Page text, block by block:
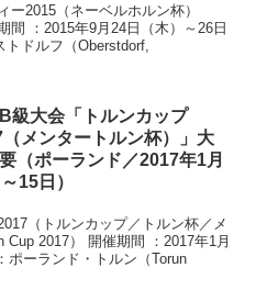
2015（ネーベルホルン杯）
間 ：2015年9月24日（木）～26日
トドルフ（Oberstdorf,
級大会「トルンカップ
メンタートルン杯）」大
（ポーランド／2017年1月
15日）
（トルンカップ／トルン杯／メ
2017） 開催期間 ：2017年1月
ポーランド・トルン（Torun